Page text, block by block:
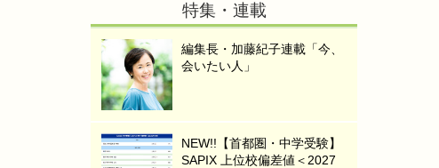
特集・連載
編集長・加藤紀子連載「今、
会いたい人」
NEW!!【首都圏・中学受験】
SAPIX 上位校偏差値＜2027